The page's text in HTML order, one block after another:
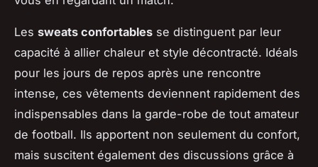
Les sweats confortables se distinguent par leur
capacité à allier chaleur et style décontracté. Idéals
pour les jours de repos après une rencontre
intense, ces vêtements deviennent rapidement des
indispensables dans la garde-robe de tout amateur
de football. Ils apportent non seulement du confort,
mais suscitent également des discussions grâce à